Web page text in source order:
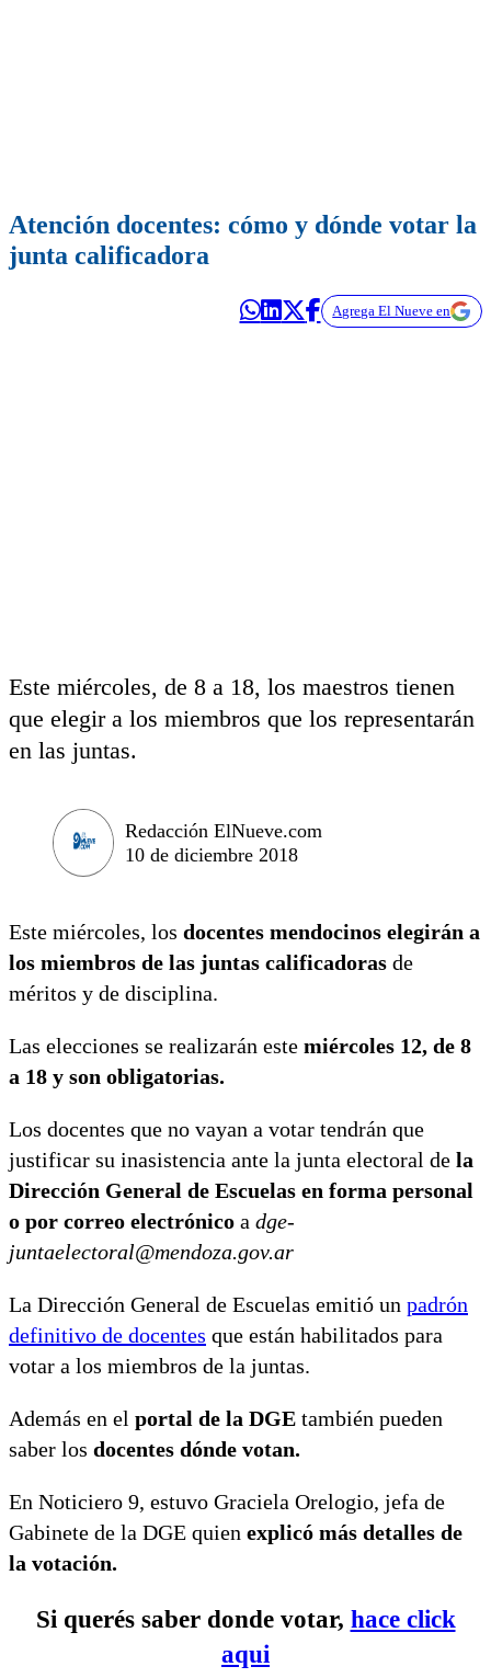
Atención docentes: cómo y dónde votar la
junta calificadora
Agrega El Nueve en
Este miércoles, de 8 a 18, los maestros tienen
que elegir a los miembros que los representarán
en las juntas.
Redacción ElNueve.com
10 de diciembre 2018
Este miércoles, los docentes mendocinos elegirán a
los miembros de las juntas calificadoras de
méritos y de disciplina.
Las elecciones se realizarán este miércoles 12, de 8
a 18 y son obligatorias.
Los docentes que no vayan a votar tendrán que
justificar su inasistencia ante la junta electoral de la
Dirección General de Escuelas en forma personal
o por correo electrónico a dge-
juntaelectoral@mendoza.gov.ar
La Dirección General de Escuelas emitió un padrón
definitivo de docentes que están habilitados para
votar a los miembros de la juntas.
Además en el portal de la DGE también pueden
saber los docentes dónde votan.
En Noticiero 9, estuvo Graciela Orelogio, jefa de
Gabinete de la DGE quien explicó más detalles de
la votación.
Si querés saber donde votar, hace click
aqui